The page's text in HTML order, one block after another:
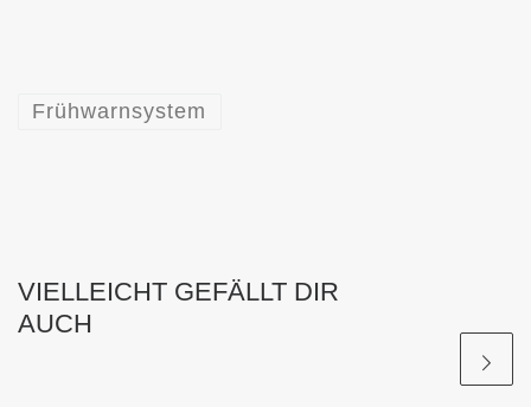
Frühwarnsystem
VIELLEICHT GEFÄLLT DIR
AUCH